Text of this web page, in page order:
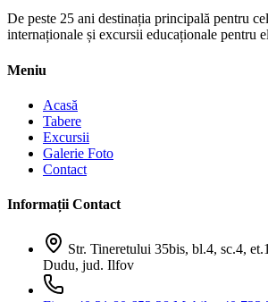
De peste 25 ani destinația principală pentru
internaționale și excursii educaționale pentru
Meniu
Acasă
Tabere
Excursii
Galerie Foto
Contact
Informații Contact
Str. Tineretului 35bis, bl.4, sc.4,
Dudu, jud. Ilfov